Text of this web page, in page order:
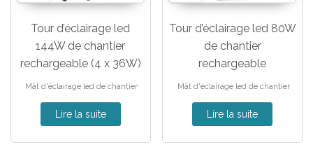
Tour d’éclairage led
144W de chantier
rechargeable (4 x 36W)
Mât d'éclairage led de chantier
Lire la suite
Tour d’éclairage led 80W
de chantier
rechargeable
Mât d'éclairage led de chantier
Lire la suite